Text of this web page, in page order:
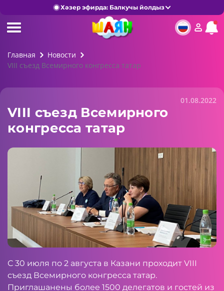
Хәзер эфирда: Балкучы йолдыз
Главная
Новости
VIII съезд Всемирного конгресса татар
01.08.2022
VIII съезд Всемирного
конгресса татар
С 30 июля по 2 августа в Казани проходит VIII
съезд Всемирного конгресса татар.
Приглашанены более 1500 делегатов и гостей из